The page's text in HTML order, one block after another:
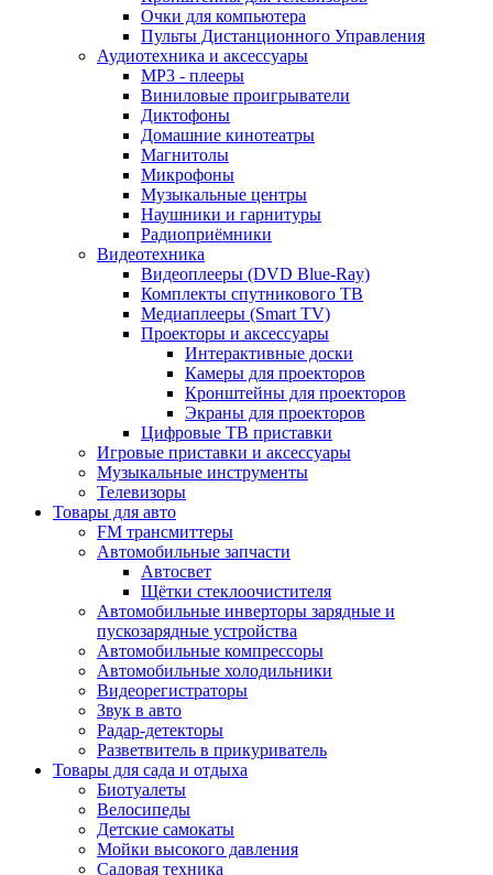
Очки для компьютера
Пульты Дистанционного Управления
Аудиотехника и аксессуары
MP3 - плееры
Виниловые проигрыватели
Диктофоны
Домашние кинотеатры
Магнитолы
Микрофоны
Музыкальные центры
Наушники и гарнитуры
Радиоприёмники
Видеотехника
Видеоплееры (DVD Blue-Ray)
Комплекты спутникового ТВ
Медиаплееры (Smart TV)
Проекторы и аксессуары
Интерактивные доски
Камеры для проекторов
Кронштейны для проекторов
Экраны для проекторов
Цифровые ТВ приставки
Игровые приставки и аксессуары
Музыкальные инструменты
Телевизоры
Товары для авто
FM трансмиттеры
Автомобильные запчасти
Автосвет
Щётки стеклоочистителя
Автомобильные инверторы зарядные и
пускозарядные устройства
Автомобильные компрессоры
Автомобильные холодильники
Видеорегистраторы
Звук в авто
Радар-детекторы
Разветвитель в прикуриватель
Товары для сада и отдыха
Биотуалеты
Велосипеды
Детские самокаты
Мойки высокого давления
Садовая техника